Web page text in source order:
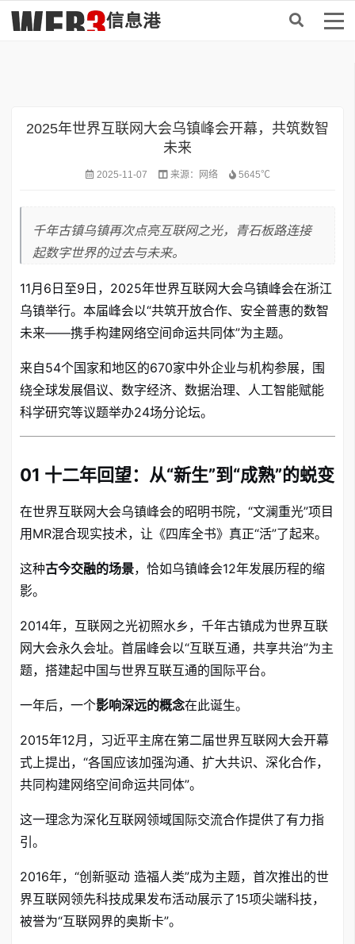
首页 > 资讯
2025年世界互联网大会乌镇峰会开幕，共筑数智
未来
2025-11-07 来源： 网络 5645℃
千年古镇乌镇再次点亮互联网之光，青石板路连接
起数字世界的过去与未来。
11月6日至9日，2025年世界互联网大会乌镇峰会在浙江
乌镇举行。本届峰会以“共筑开放合作、安全普惠的数智
未来——携手构建网络空间命运共同体”为主题。
来自54个国家和地区的670家中外企业与机构参展，围
绕全球发展倡议、数字经济、数据治理、人工智能赋能
科学研究等议题举办24场分论坛。
01 十二年回望：从“新生”到“成熟”的蜕变
在世界互联网大会乌镇峰会的昭明书院，“文澜重光”项目
用MR混合现实技术，让《四库全书》真正“活”了起来。
这种古今交融的场景，恰如乌镇峰会12年发展历程的缩
影。
2014年，互联网之光初照水乡，千年古镇成为世界互联
网大会永久会址。首届峰会以“互联互通，共享共治”为主
题，搭建起中国与世界互联互通的国际平台。
一年后，一个影响深远的概念在此诞生。
2015年12月，习近平主席在第二届世界互联网大会开幕
式上提出，“各国应该加强沟通、扩大共识、深化合作，
共同构建网络空间命运共同体”。
这一理念为深化互联网领域国际交流合作提供了有力指
引 。
2016年，“创新驱动 造福人类”成为主题，首次推出的世
界互联网领先科技成果发布活动展示了15项尖端科技，
被誉为“互联网界的奥斯卡”。